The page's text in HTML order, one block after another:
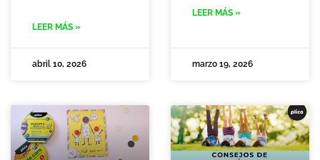
LEER MÁS »
abril 10, 2026
LEER MÁS »
marzo 19, 2026